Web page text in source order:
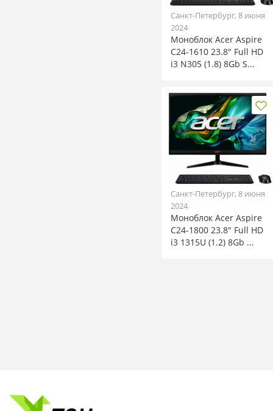
Санкт-Петербург, 8 июня
2024
Моноблок Acer Aspire
C24-1610 23.8" Full HD
i3 N305 (1.8) 8Gb S...
Санкт-Петербург, 8 июня
2024
Моноблок Acer Aspire
C24-1800 23.8" Full HD
i3 1315U (1.2) 8Gb ...